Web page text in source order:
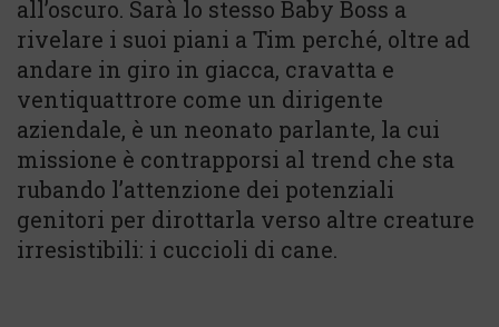
all’oscuro. Sarà lo stesso Baby Boss a
rivelare i suoi piani a Tim perché, oltre ad
andare in giro in giacca, cravatta e
ventiquattrore come un dirigente
aziendale, è un neonato parlante, la cui
missione è contrapporsi al trend che sta
rubando l’attenzione dei potenziali
genitori per dirottarla verso altre creature
irresistibili: i cuccioli di cane.